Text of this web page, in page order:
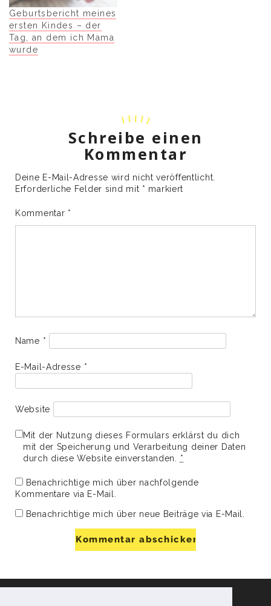
Geburtsbericht meines
ersten Kindes – der
Tag, an dem ich Mama
wurde
Schreibe einen
Kommentar
Deine E-Mail-Adresse wird nicht veröffentlicht.
Erforderliche Felder sind mit * markiert
Kommentar *
Name *
E-Mail-Adresse *
Website
Mit der Nutzung dieses Formulars erklärst du dich
mit der Speicherung und Verarbeitung deiner Daten
durch diese Website einverstanden. *
Benachrichtige mich über nachfolgende
Kommentare via E-Mail.
Benachrichtige mich über neue Beiträge via E-Mail.